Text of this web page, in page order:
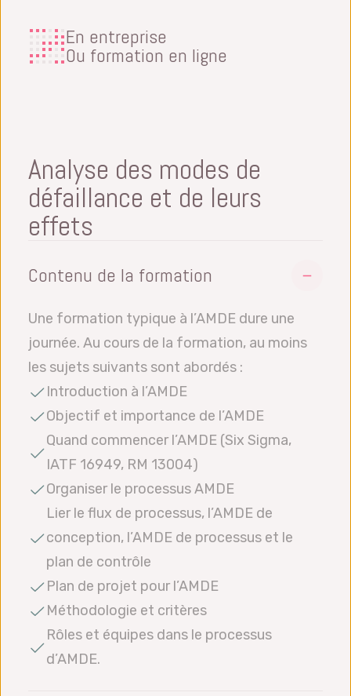
En entreprise
Ou formation en ligne
Analyse des modes de
défaillance et de leurs
effets
Contenu de la formation
Une formation typique à l’AMDE dure une
journée. Au cours de la formation, au moins
les sujets suivants sont abordés :
Introduction à l’AMDE
Objectif et importance de l’AMDE
Quand commencer l’AMDE (Six Sigma,
IATF 16949, RM 13004)
Organiser le processus AMDE
Lier le flux de processus, l’AMDE de
conception, l’AMDE de processus et le
plan de contrôle
Plan de projet pour l’AMDE
Méthodologie et critères
Rôles et équipes dans le processus
d’AMDE.